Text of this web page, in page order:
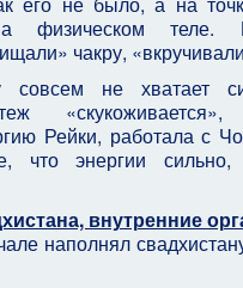
физическом теле.
чакру,
совсем не хватает
«скукоживается»,
Рейки, работала с
что энергии
внутренние
наполнял